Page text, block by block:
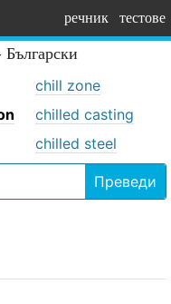
речник тестове
chill zone
chilled casting
chilled steel
Преведи